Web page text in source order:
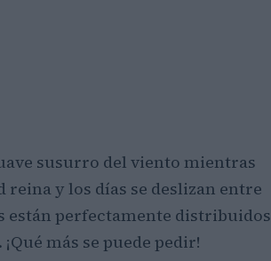
susurro del viento mientras
y los días se deslizan entre
están perfectamente distribuidos
más se puede pedir!